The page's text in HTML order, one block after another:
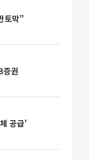
토막”
증권
공급'